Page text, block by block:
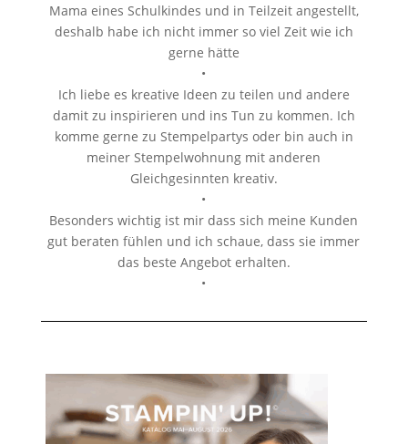
Mama eines Schulkindes und in Teilzeit angestellt,
deshalb habe ich nicht immer so viel Zeit wie ich
gerne hätte
•
Ich liebe es kreative Ideen zu teilen und andere
damit zu inspirieren und ins Tun zu kommen. Ich
komme gerne zu Stempelpartys oder bin auch in
meiner Stempelwohnung mit anderen
Gleichgesinnten kreativ.
•
Besonders wichtig ist mir dass sich meine Kunden
gut beraten fühlen und ich schaue, dass sie immer
das beste Angebot erhalten.
•